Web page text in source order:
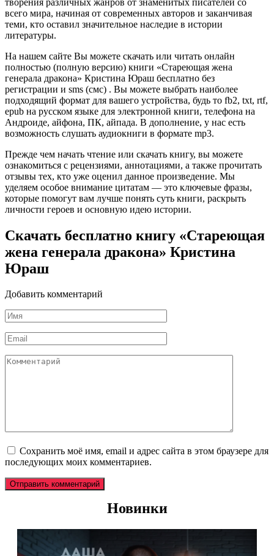
всего мира, начиная от современных авторов и заканчивая
теми, кто оставил значительное наследие в истории
литературы.
На нашем сайте Вы можете скачать или читать онлайн
полностью (полную версию) книги «Стареющая жена
генерала дракона» Кристина Юраш бесплатно без
регистрации и sms (смс) . Вы можете выбрать наиболее
подходящий формат для вашего устройства, будь то fb2, txt, rtf,
epub на русском языке для электронной книги, телефона на
Андроиде, айфона, ПК, айпада. В дополнение, у нас есть
возможность слушать аудиокниги в формате mp3.
Прежде чем начать чтение или скачать книгу, вы можете
ознакомиться с рецензиями, аннотациями, а также прочитать
отзывы тех, кто уже оценил данное произведение. Мы
уделяем особое внимание цитатам — это ключевые фразы,
которые помогут вам лучше понять суть книги, раскрыть
личности героев и основную идею истории.
Скачать бесплатно книгу «Стареющая
жена генерала дракона» Кристина
Юраш
Добавить комментарий
Имя
*
Email
*
Комментарий
Сохранить моё имя, email и адрес сайта в этом браузере для
последующих моих комментариев.
Новинки